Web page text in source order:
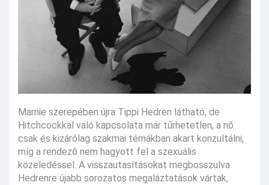
Marnie szerepében újra Tippi Hedren látható, de
Hitchcockkal való kapcsolata már tűrhetetlen, a nő
csak és kizárólag szakmai témákban akart konzultálni,
míg a rendező nem hagyott fel a szexuális
közeledéssel. A visszautasításokat megbosszulva
Hedrenre újabb sorozatos megaláztatások vártak,